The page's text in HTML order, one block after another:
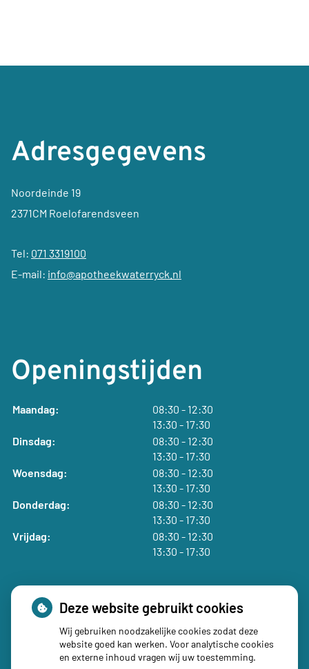
Adresgegevens
Noordeinde 19
2371CM Roelofarendsveen
Tel: 071 3319100
E-mail: info@apotheekwaterryck.nl
Openingstijden
Maandag: 08:30 tot
- 12:30
13:30 tot
- 17:30
Dinsdag:
08:30 tot
- 12:30
13:30 tot
- 17:30
Woensdag:
08:30 tot
- 12:30
13:30 tot
- 17:30
Donderdag:
08:30 tot
- 12:30
13:30 tot
- 17:30
Vrijdag:
08:30 tot
- 12:30
13:30 tot
- 17:30
Social media
Deze website gebruikt cookies
Wij gebruiken noodzakelijke cookies zodat deze
website goed kan werken. Voor analytische cookies
en externe inhoud vragen wij uw toestemming.